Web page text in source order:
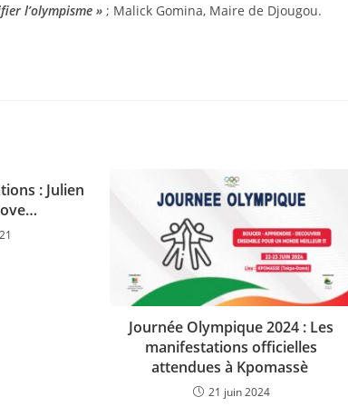
l’olympisme » ; Malick Gomina, Maire de Djougou.
: Julien
Journée Olympique 2024 : Les
manifestations officielles
attendues à Kpomassè
21 juin 2024